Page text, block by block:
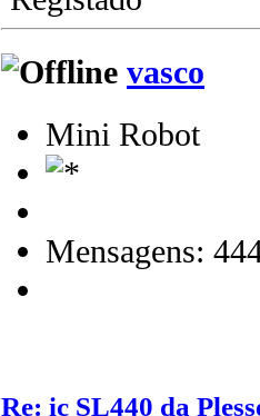
vasco
Mini Robot
Mensagens:
Re: ic SL440 da